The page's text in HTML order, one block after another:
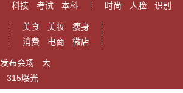
科技
考试 本科
时尚
人脸 识别
美食 美妆
瘦身
消费
电商 微店
发布会场
大
315爆光